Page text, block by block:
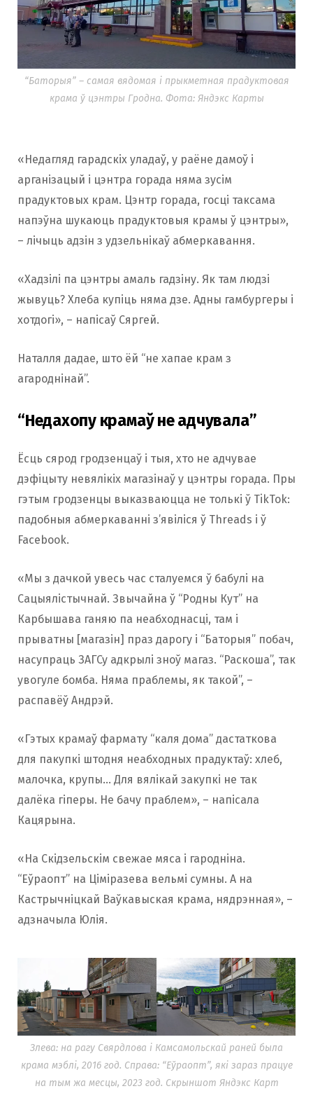
“Баторыя” – самая вядомая і прыкметная прадуктовая
крама ў цэнтры Гродна. Фота: Яндэкс Карты
«Недагляд гарадскіх уладаў, у раёне дамоў і
арганізацый і цэнтра горада няма зусім
прадуктовых крам. Цэнтр горада, госці таксама
напэўна шукаюць прадуктовыя крамы ў цэнтры»,
– лічыць адзін з удзельнікаў абмеркавання.
«Хадзілі па цэнтры амаль гадзіну. Як там людзі
жывуць? Хлеба купіць няма дзе. Адны гамбургеры і
хотдогі», – напісаў Сяргей.
Наталля дадае, што ёй “не хапае крам з
агароднінай”.
“Недахопу крамаў не адчувала”
Ёсць сярод гродзенцаў і тыя, хто не адчувае
дэфіцыту невялікіх магазінаў у цэнтры горада. Пры
гэтым гродзенцы выказваюцца не толькі ў TikTok:
падобныя абмеркаванні з’явіліся ў Threads і ў
Facebook.
«Мы з дачкой увесь час сталуемся ў бабулі на
Сацыялістычнай. Звычайна ў “Родны Кут” на
Карбышава ганяю па неабходнасці, там і
прыватны [магазін] праз дарогу і “Баторыя” побач,
насупраць ЗАГСу адкрылі зноў магаз. “Раскоша”, так
увогуле бомба. Няма праблемы, як такой”, –
распавёў Андрэй.
«Гэтых крамаў фармату “каля дома” дастаткова
для пакупкі штодня неабходных прадуктаў: ​​хлеб,
малочка, крупы… Для вялікай закупкі не так
далёка гіперы. Не бачу праблем», – напісала
Кацярына.
«На Скідзельскім свежае мяса і гародніна.
“Еўраопт” на Ціміразева вельмі сумны. А на
Кастрычніцкай Ваўкавыская крама, нядрэнная», –
адзначыла Юлія.
Злева: на рагу Свярдлова і Камсамольскай раней была
крама мэблі, 2016 год. Справа: “Еўраопт”, які зараз працуе
на тым жа месцы, 2023 год. Скрыншот Яндэкс Карт